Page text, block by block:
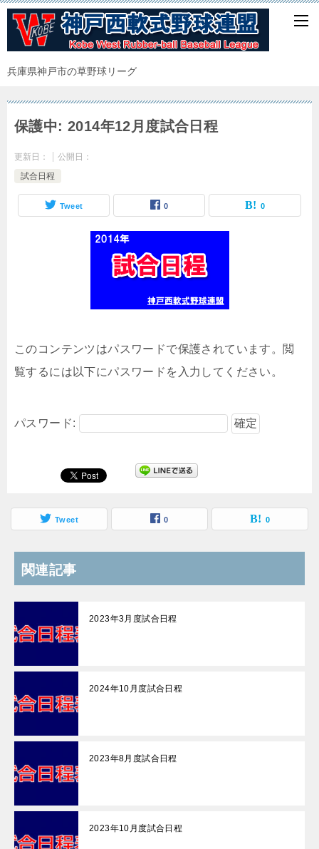
兵庫県神戸市の草野球リーグ
保護中: 2014年12月度試合日程
更新日：
公開日：
試合日程
Tweet 0 0
このコンテンツはパスワードで保護されています。閲
覧するには以下にパスワードを入力してください。
パスワード:
Tweet 0 0
関連記事
2023年3月度試合日程
2024年10月度試合日程
2023年8月度試合日程
2023年10月度試合日程